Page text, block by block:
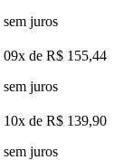
sem juros
09x de R$ 155,44
sem juros
10x de R$ 139,90
sem juros